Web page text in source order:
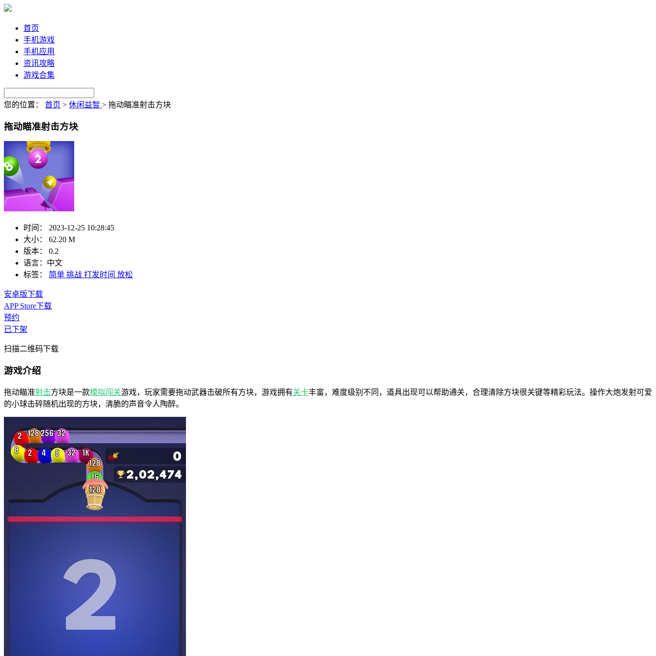
首页
手机游戏
手机应用
资讯攻略
游戏合集
您的位置： 首页 > 休闲益智 > 拖动瞄准射击方块
拖动瞄准射击方块
时间：
2023-12-25 10:28:45
大小：
62.20 M
版本：
0.2
语言： 中文
标签：
简单 挑战 打发时间 放松
安卓版下载
APP Store下载
预约
已下架
扫描二维码下载
游戏介绍
拖动瞄准射击方块是一款模拟闯关游戏，玩家需要拖动武器击破所有方块，游戏拥有关卡丰富，难度级别不同，道具出现可以帮助通关，合理清除方块很关键等精彩玩法。操作大炮发射可爱
的小球击碎随机出现的方块，清脆的声音令人陶醉。